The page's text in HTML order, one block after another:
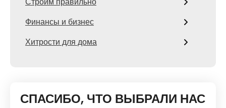
Финансы и бизнес
Хитрости для дома
СПАСИБО, ЧТО ВЫБРАЛИ НАС